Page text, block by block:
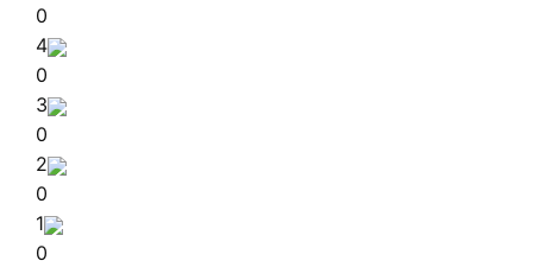
0
4
0
3
0
2
0
1
0